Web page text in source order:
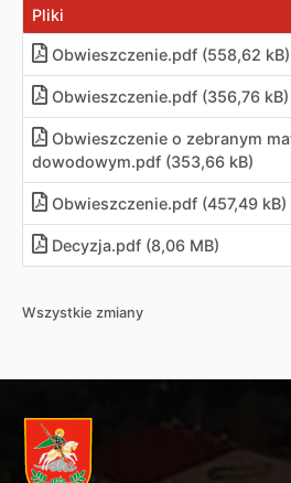
Pliki
Obwieszczenie.pdf (558,62 kB)
Obwieszczenie.pdf (356,76 kB)
Obwieszczenie o zebranym
dowodowym.pdf (353,66 kB)
Obwieszczenie.pdf (457,49 kB)
Decyzja.pdf (8,06 MB)
Wszystkie zmiany